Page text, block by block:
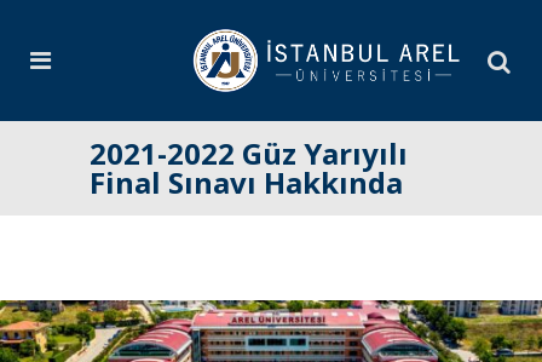
2021-2022 Güz Yarıyılı
Final Sınavı Hakkında